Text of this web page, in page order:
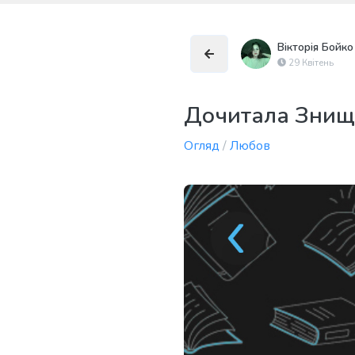
Вікторія Бойко
29 Квітень
Дочитала
Огляд /Любов